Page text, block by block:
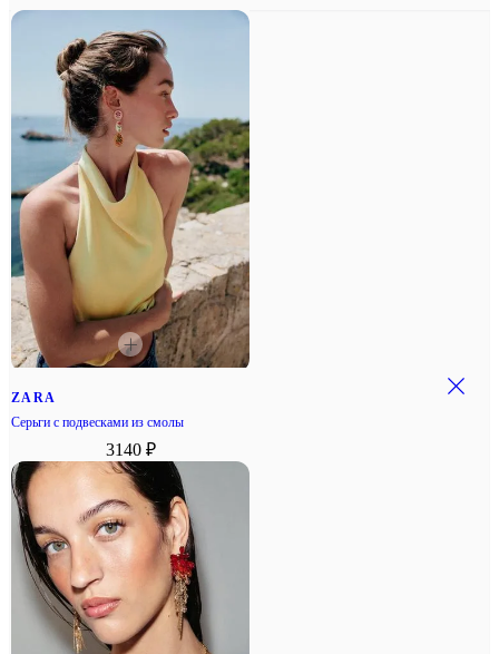
ZARA
Серьги с подвесками из смолы
3140 ₽